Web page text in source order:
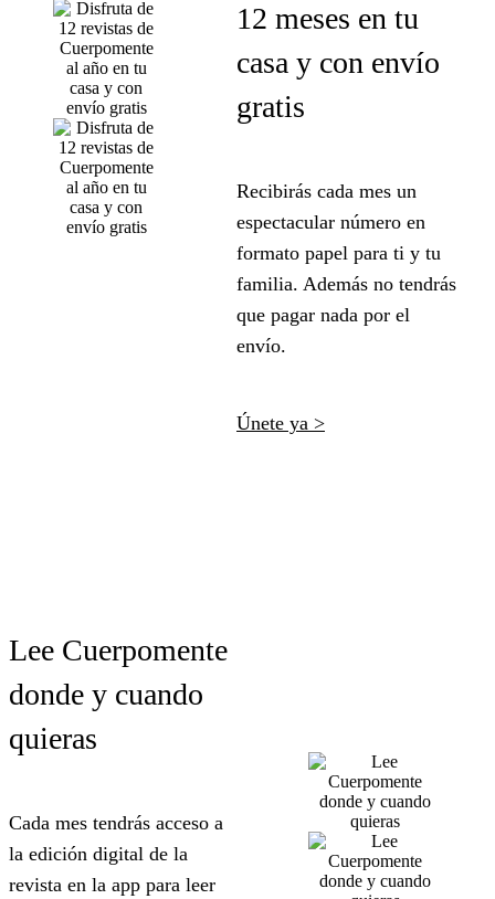
12 meses en tu
casa y con envío
gratis
Recibirás cada mes un
espectacular número en
formato papel para ti y tu
familia. Además no tendrás
que pagar nada por el
envío.
Únete ya >
Lee Cuerpomente
donde y cuando
quieras
Cada mes tendrás acceso a
la edición digital de la
revista en la app para leer